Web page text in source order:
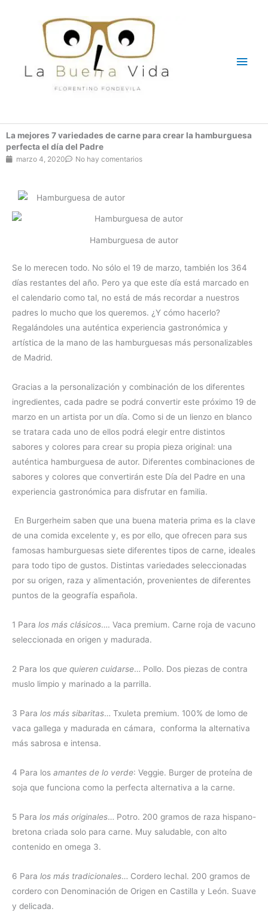
La mejores 7 variedades de carne para crear la hamburguesa
perfecta el día del Padre
marzo 4, 2020 No hay comentarios
Hamburguesa de autor
Se lo merecen todo. No sólo el 19 de marzo, también los 364
días restantes del año. Pero ya que este día está marcado en
el calendario como tal, no está de más recordar a nuestros
padres lo mucho que los queremos. ¿Y cómo hacerlo?
Regalándoles una auténtica experiencia gastronómica y
artística de la mano de las hamburguesas más personalizables
de Madrid.
Gracias a la personalización y combinación de los diferentes
ingredientes, cada padre se podrá convertir este próximo 19 de
marzo en un artista por un día. Como si de un lienzo en blanco
se tratara cada uno de ellos podrá elegir entre distintos
sabores y colores para crear su propia pieza original: una
auténtica hamburguesa de autor. Diferentes combinaciones de
sabores y colores que convertirán este Día del Padre en una
experiencia gastronómica para disfrutar en familia.
En Burgerheim saben que una buena materia prima es la clave
de una comida excelente y, es por ello, que ofrecen para sus
famosas hamburguesas siete diferentes tipos de carne, ideales
para todo tipo de gustos. Distintas variedades seleccionadas
por su origen, raza y alimentación, provenientes de diferentes
puntos de la geografía española.
1 Para los más clásicos…. Vaca premium. Carne roja de vacuno
seleccionada en origen y madurada.
2 Para los que quieren cuidarse… Pollo. Dos piezas de contra
muslo limpio y marinado a la parrilla.
3 Para los más sibaritas… Txuleta premium. 100% de lomo de
vaca gallega y madurada en cámara, conforma la alternativa
más sabrosa e intensa.
4 Para los amantes de lo verde: Veggie. Burger de proteína de
soja que funciona como la perfecta alternativa a la carne.
5 Para los más originales… Potro. 200 gramos de raza hispano-
bretona criada solo para carne. Muy saludable, con alto
contenido en omega 3.
6 Para los más tradicionales… Cordero lechal. 200 gramos de
cordero con Denominación de Origen en Castilla y León. Suave
y delicada.